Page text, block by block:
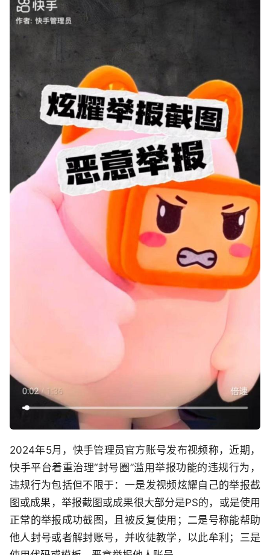
2024年5月，快手管理员官方账号发布视频称，近期，
快手平台着重治理“封号圈”滥用举报功能的违规行为，
违规行为包括但不限于：一是发视频炫耀自己的举报截
图或成果，举报截图或成果很大部分是PS的，或是使用
正常的举报成功截图，且被反复使用；二是号称能帮助
他人封号或者解封账号，并收徒教学，以此牟利；三是